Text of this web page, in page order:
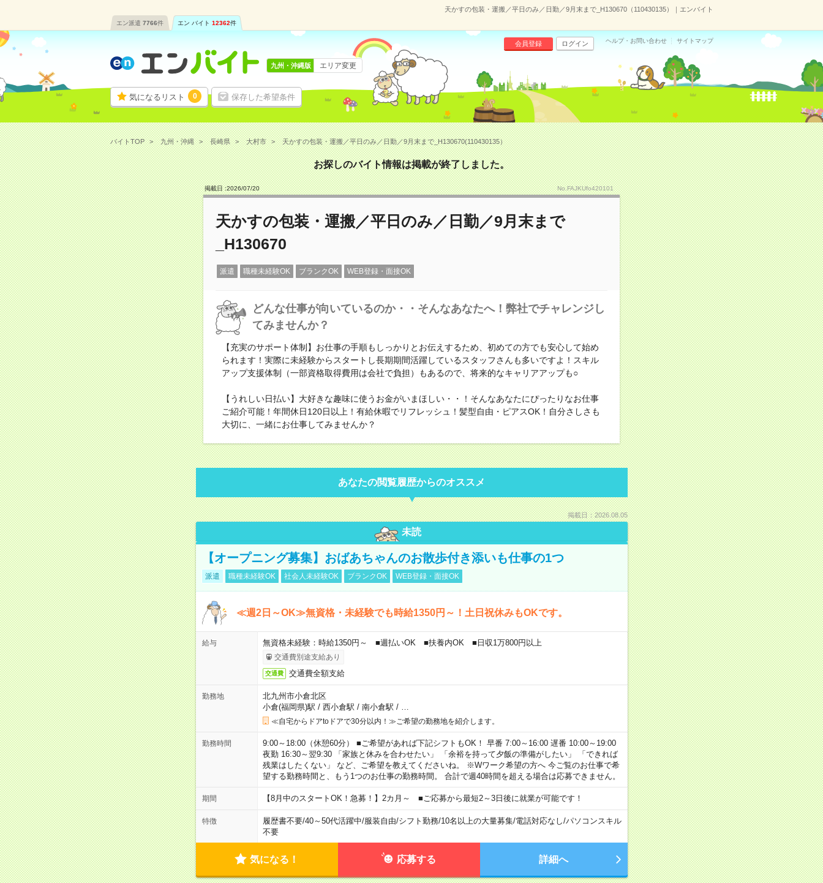
天かすの包装・運搬／平日のみ／日勤／9月末まで_H130670（110430135）｜エンバイト
エン派遣 7766件 エン バイト 12362件
気になるリスト 0 保存した希望条件
会員登録 ログイン ヘルプ・お問い合わせ サイトマップ
九州・沖縄版 エリア変更
バイトTOP 九州・沖縄 長崎県 大村市 天かすの包装・運搬／平日のみ／日勤／9月末まで_H130670(110430135）
お探しのバイト情報は掲載が終了しました。
掲載日 :2026/07/20 No.FAJKUfo420101
天かすの包装・運搬／平日のみ／日勤／9月末まで
_H130670
派遣 職種未経験OK ブランクOK WEB登録・面接OK
どんな仕事が向いているのか・・そんなあなたへ！弊社でチャレンジし
てみませんか？
【充実のサポート体制】お仕事の手順もしっかりとお伝えするため、初めての方でも安心して始め
られます！実際に未経験からスタートし長期期間活躍しているスタッフさんも多いですよ！スキル
アップ支援体制（一部資格取得費用は会社で負担）もあるので、将来的なキャリアアップも○
【うれしい日払い】大好きな趣味に使うお金がいまほしい・・！そんなあなたにぴったりなお仕事
ご紹介可能！年間休日120日以上！有給休暇でリフレッシュ！髪型自由・ピアスOK！自分さしさも
大切に、一緒にお仕事してみませんか？
あなたの閲覧履歴からのオススメ
掲載日：2026.08.05
未読
【オープニング募集】おばあちゃんのお散歩付き添いも仕事の1つ
派遣 職種未経験OK 社会人未経験OK ブランクOK WEB登録・面接OK
≪週2日～OK≫無資格・未経験でも時給1350円～！土日祝休みもOKです。
給与 無資格未経験：時給1350円～ ■週払いOK ■扶養内OK ■日収1万800円以上
交通費別途支給あり
交通費 交通費全額支給
勤務地
北九州市小倉北区
小倉(福岡県)駅 / 西小倉駅 / 南小倉駅 /
≪自宅からドアtoドアで30分以内！≫ご希望の勤務地を紹介します。
勤務時間
9:00～18:00（休憩60分） ■ご希望があれば下記シフトもOK！ 早番 7:00～16:00 遅番 10:00～19:00
夜勤 16:30～翌9:30 「家族と休みを合わせたい」 「余裕を持って夕飯の準備がしたい」 「できれば
残業はしたくない」 など、ご希望を教えてくださいね。 ※Wワーク希望の方へ 今ご覧のお仕事で希
望する勤務時間と、もう1つのお仕事の勤務時間。 合計で週40時間を超える場合は応募できません。
期間 【8月中のスタートOK！急募！】2カ月～ ■ご応募から最短2～3日後に就業が可能です！
特徴 履歴書不要/40～50代活躍中/服装自由/シフト勤務/10名以上の大量募集/電話対応なし/パソコンスキル
不要
気になる！ 応募する 詳細へ